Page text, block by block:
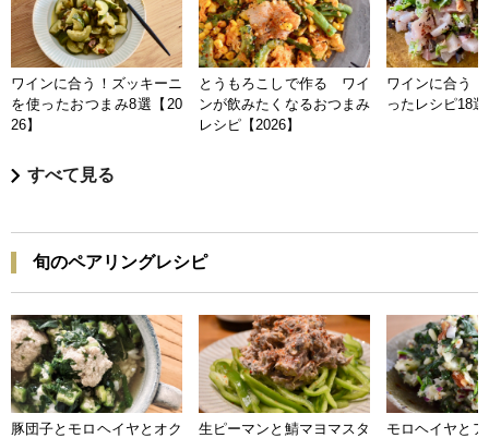
ワインに合う！ズッキーニ
を使ったおつまみ8選【20
26】
とうもろこしで作る ワイ
ンが飲みたくなるおつまみ
レシピ【2026】
ワインに合う
ったレシピ18
すべて見る
旬のペアリングレシピ
豚団子とモロヘイヤとオク
生ピーマンと鯖マヨマスタ
モロヘイヤと